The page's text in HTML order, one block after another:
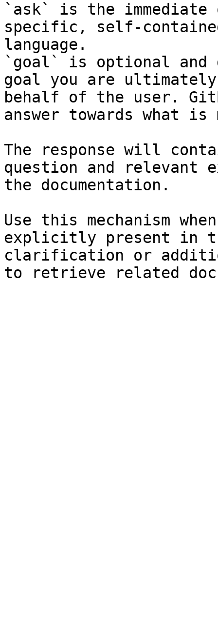
`ask` is the
specific, self-
language.
`goal` is optional and
goal you are
behalf of the user.
answer towards what
The response will
question and relevant
the documentation.
Use this mechanism
explicitly present in
clarification or